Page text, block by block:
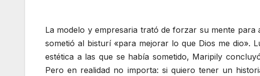
La modelo y empresaria trató de forzar su mente
sometió al bisturí «para mejorar lo que Dios me dio».
estética a las que se había sometido, Maripily
Pero en realidad no importa: si quiero tener un